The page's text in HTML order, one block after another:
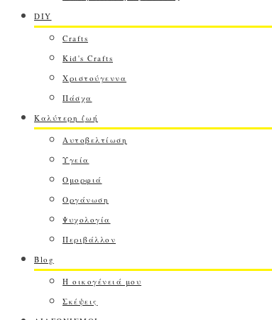
DIY
Crafts
Kid's Crafts
Χριστούγεννα
Πάσχα
Καλύτερη ζωή
Αυτοβελτίωση
Υγεία
Ομορφιά
Οργάνωση
Ψυχολογία
Περιβάλλον
Blog
Η οικογένειά μου
Σκέψεις